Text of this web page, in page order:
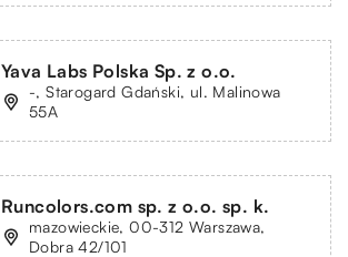
Yava Labs Polska Sp. z o.o.
-, Starogard Gdański, ul. Malinowa
55A
Runcolors.com sp. z o.o. sp. k.
mazowieckie, 00-312 Warszawa,
Dobra 42/101